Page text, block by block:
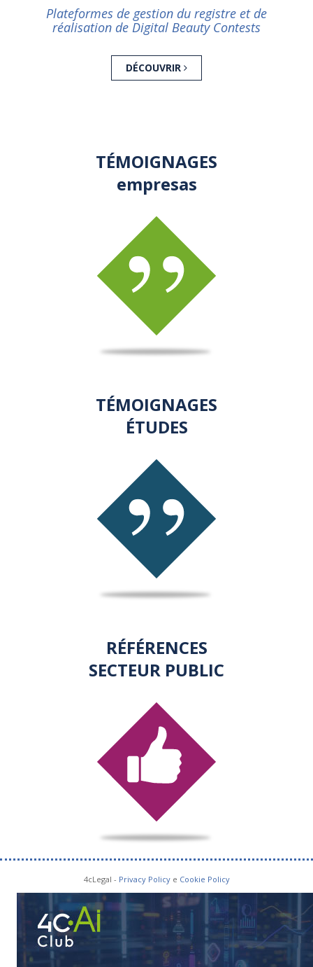
Plateformes de gestion du registre et de
réalisation de Digital Beauty Contests
DÉCOUVRIR
TÉMOIGNAGES
empresas
TÉMOIGNAGES
ÉTUDES
RÉFÉRENCES
SECTEUR PUBLIC
4cLegal - Privacy Policy e Cookie Policy
SOCIAL